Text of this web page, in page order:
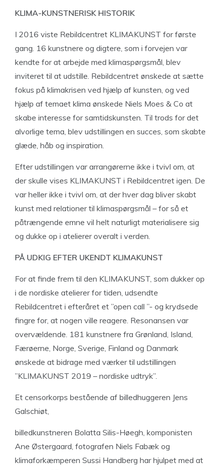
KLIMA-KUNSTNERISK HISTORIK
I 2016 viste Rebildcentret KLIMAKUNST for første
gang. 16 kunstnere og digtere, som i forvejen var
kendte for at arbejde med klimaspørgsmål, blev
inviteret til at udstille. Rebildcentret ønskede at sætte
fokus på klimakrisen ved hjælp af kunsten, og ved
hjælp af temaet klima ønskede Niels Moes & Co at
skabe interesse for samtidskunsten. Til trods for det
alvorlige tema, blev udstillingen en succes, som skabte
glæde, håb og inspiration.
Efter udstillingen var arrangørerne ikke i tvivl om, at
der skulle vises KLIMAKUNST i Rebildcentret igen. De
var heller ikke i tvivl om, at der hver dag bliver skabt
kunst med relationer til klimaspørgsmål – for så et
påtrængende emne vil helt naturligt materialisere sig
og dukke op i atelierer overalt i verden.
PÅ UDKIG EFTER UKENDT KLIMAKUNST
For at finde frem til den KLIMAKUNST, som dukker op
i de nordiske atelierer for tiden, udsendte
Rebildcentret i efteråret et ”open call ”- og krydsede
fingre for, at nogen ville reagere. Resonansen var
overvældende. 181 kunstnere fra Grønland, Island,
Færøerne, Norge, Sverige, Finland og Danmark
ønskede at bidrage med værker til udstillingen
”KLIMAKUNST 2019 – nordiske udtryk”.
Et censorkorps bestående af billedhuggeren Jens
Galschiøt,
billedkunstneren Bolatta Silis-Høegh, komponisten
Ane Østergaard, fotografen Niels Fabæk og
klimaforkæmperen Sussi Handberg har hjulpet med at